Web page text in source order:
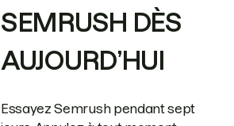
SEMRUSH DÈS
AUJOURD’HUI
Essayez Semrush pendant sept